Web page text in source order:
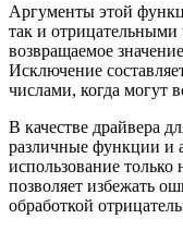
Аргументы этой
так и
возвращаемое
Исключение
числами, когда могут
В качестве драйвера
различные функции и
использование
позволяет избежать
обработкой